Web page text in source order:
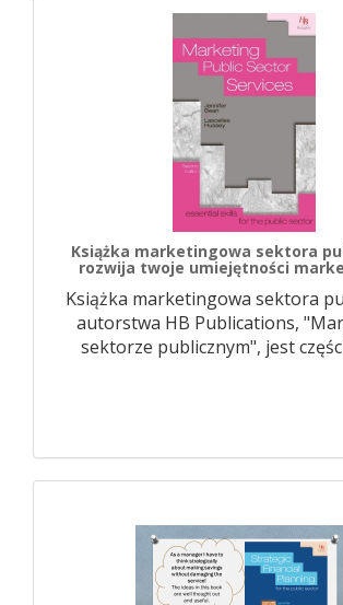
Książka marketingowa sektora
rozwija twoje umiejętności
Książka marketingowa sektora
autorstwa HB Publications,
sektorze publicznym", jest